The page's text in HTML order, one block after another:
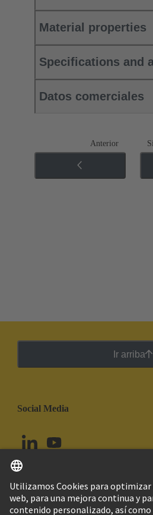
Material properties
Specifications and
Datos comerciales
Anterior
Ir arriba
Social Media
Perú Español